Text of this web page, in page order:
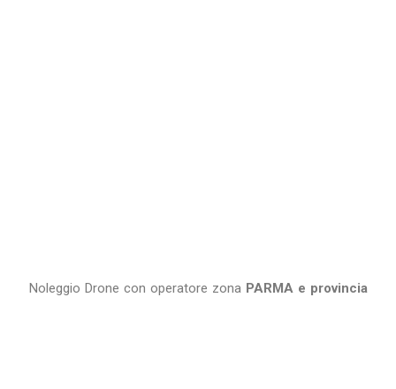
Noleggio Drone con operatore zona PARMA e provincia